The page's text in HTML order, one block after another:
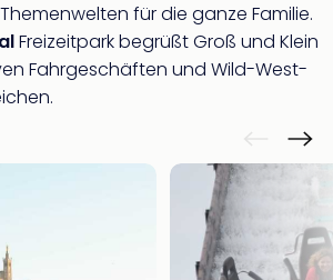
für die ganze Familie.
Freizeitpark begrüßt Groß und Klein
Fahrgeschäften und Wild-West-